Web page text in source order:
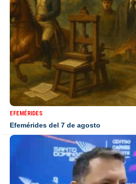
EFEMÉRIDES
Efemérides del 7 de agosto